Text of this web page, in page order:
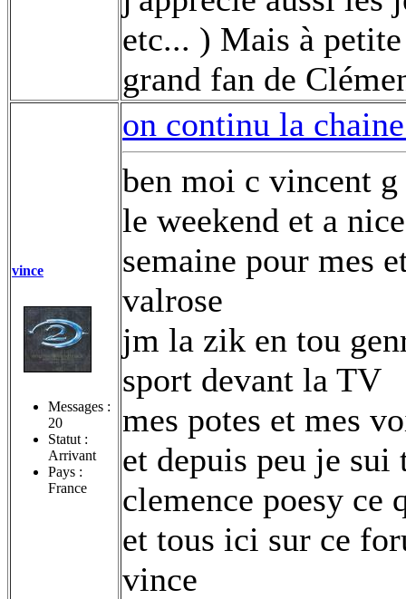
etc... ) Mais à
grand fan de
vince
Messages :
20
Statut :
Arrivant
Pays :
France
on continu la
ben moi c vincent
le weekend et a
semaine pour mes
valrose
jm la zik en tou
sport devant la TV
mes potes et mes
et depuis peu je sui
clemence poesy ce
et tous ici sur ce
vince